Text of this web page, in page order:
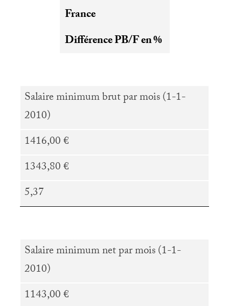
France
DifférencePB/F en%
Salaire minimum brut par mois (1-1-
2010)
1416,00 €
1343,80 €
5,37
Salaire minimum net par mois (1-1-
2010)
1143,00 €